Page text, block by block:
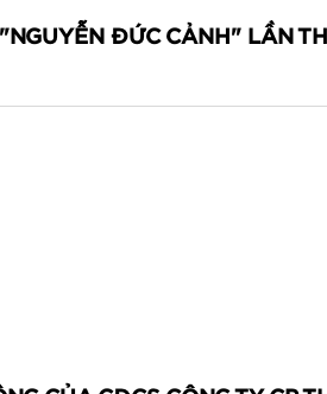
ĐỨC CẢNH" LẦN